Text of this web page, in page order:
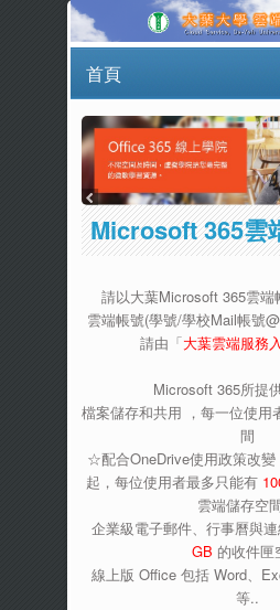
Microsoft 365雲
請以大葉Microsoft 365雲端
雲端帳號(學號/學校Mail帳號
請由「大葉雲端服務
Microsoft 365所提
檔案儲存和共用 ，每一位使用
間
☆配合OneDrive使用政策改變
起，每位使用者最多只能有
雲端儲存空間
企業級電子郵件、行事曆與
GB 的收件匣
線上版 Office 包括 Word、
等..